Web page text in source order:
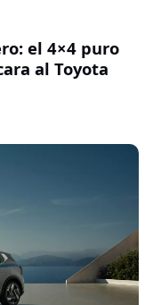
el 4×4 puro
al Toyota